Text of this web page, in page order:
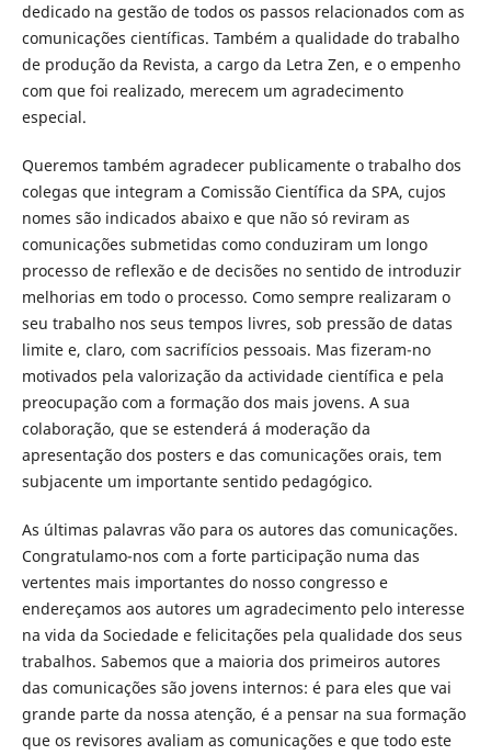
dedicado na gestão de todos os passos relacionados com as
comunicações científicas. Também a qualidade do trabalho
de produção da Revista, a cargo da Letra Zen, e o empenho
com que foi realizado, merecem um agradecimento
especial.
Queremos também agradecer publicamente o trabalho dos
colegas que integram a Comissão Científica da SPA, cujos
nomes são indicados abaixo e que não só reviram as
comunicações submetidas como conduziram um longo
processo de reflexão e de decisões no sentido de introduzir
melhorias em todo o processo. Como sempre realizaram o
seu trabalho nos seus tempos livres, sob pressão de datas
limite e, claro, com sacrifícios pessoais. Mas fizeram-no
motivados pela valorização da actividade científica e pela
preocupação com a formação dos mais jovens. A sua
colaboração, que se estenderá á moderação da
apresentação dos posters e das comunicações orais, tem
subjacente um importante sentido pedagógico.
As últimas palavras vão para os autores das comunicações.
Congratulamo-nos com a forte participação numa das
vertentes mais importantes do nosso congresso e
endereçamos aos autores um agradecimento pelo interesse
na vida da Sociedade e felicitações pela qualidade dos seus
trabalhos. Sabemos que a maioria dos primeiros autores
das comunicações são jovens internos: é para eles que vai
grande parte da nossa atenção, é a pensar na sua formação
que os revisores avaliam as comunicações e que todo este